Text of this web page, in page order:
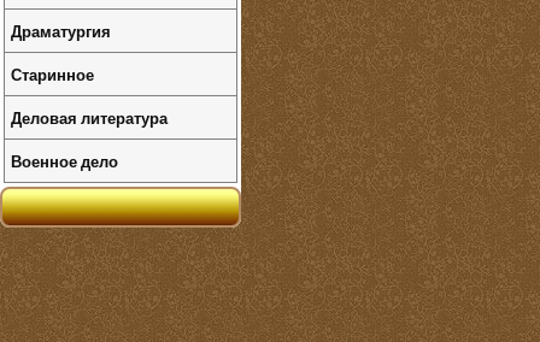
Драматургия
Старинное
Деловая литература
Военное дело